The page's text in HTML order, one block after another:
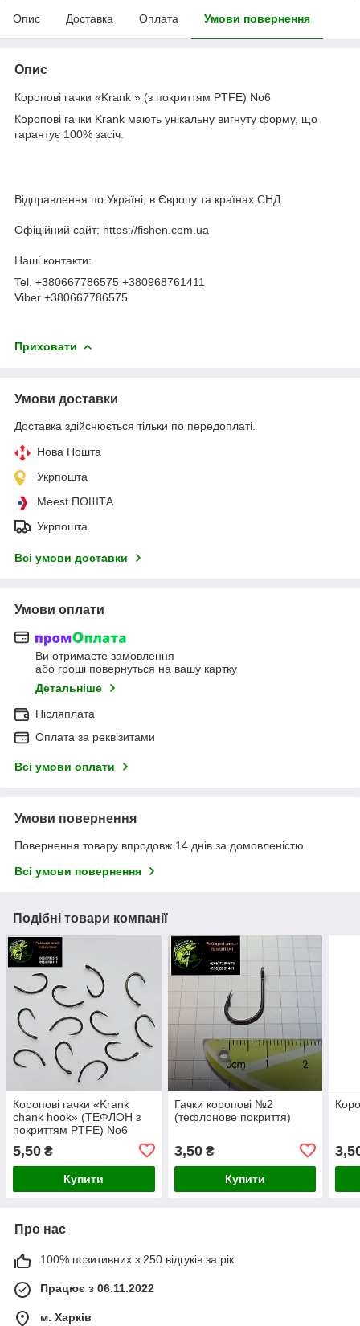
Опис Доставка Оплата Умови повернення
Опис
Коропові гачки «Krank » (з покриттям PTFE) No6
Коропові гачки Krank мають унікальну вигнуту форму, що
гарантує 100% засіч.
Відправлення по Україні, в Європу та країнах СНД.
Офіційний сайт: https://fishen.com.ua
Наші контакти:
Tel. +380667786575 +380968761411
Viber +380667786575
Приховати
Умови доставки
Доставка здійснюється тільки по передоплаті.
Нова Пошта
Укрпошта
Meest ПОШТА
Укрпошта
Всі умови доставки
Умови оплати
Ви отримаєте замовлення
або гроші повернуться на вашу картку
Детальніше
Післяплата
Оплата за реквізитами
Всі умови оплати
Умови повернення
Повернення товару впродовж 14 днів за домовленістю
Всі умови повернення
Подібні товари компанії
Коропові гачки «Krank
chank hook» (ТЕФЛОН з
покриттям PTFE) No6
5,50 ₴
Купити
Гачки корoпові №2
(тефлонове покриття)
3,50₴
Купити
Про нас
100% позитивних з 250 відгуків за рік
Працює з 06.11.2022
м. Харків